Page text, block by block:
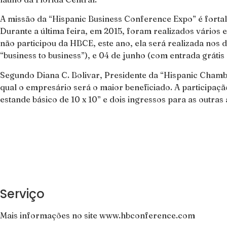
A missão da “Hispanic Business Conference Expo” é
Durante a última feira, em 2015, foram realizados vários
não participou da HBCE, este ano, ela será realizada
“business to business”), e 04 de junho (com entrada
Segundo Diana C. Bolivar, Presidente da “Hispanic
qual o empresário será o maior beneficiado. A
estande básico de 10 x 10” e dois ingressos para as
Serviço
Mais informações no site www.hbconference.com